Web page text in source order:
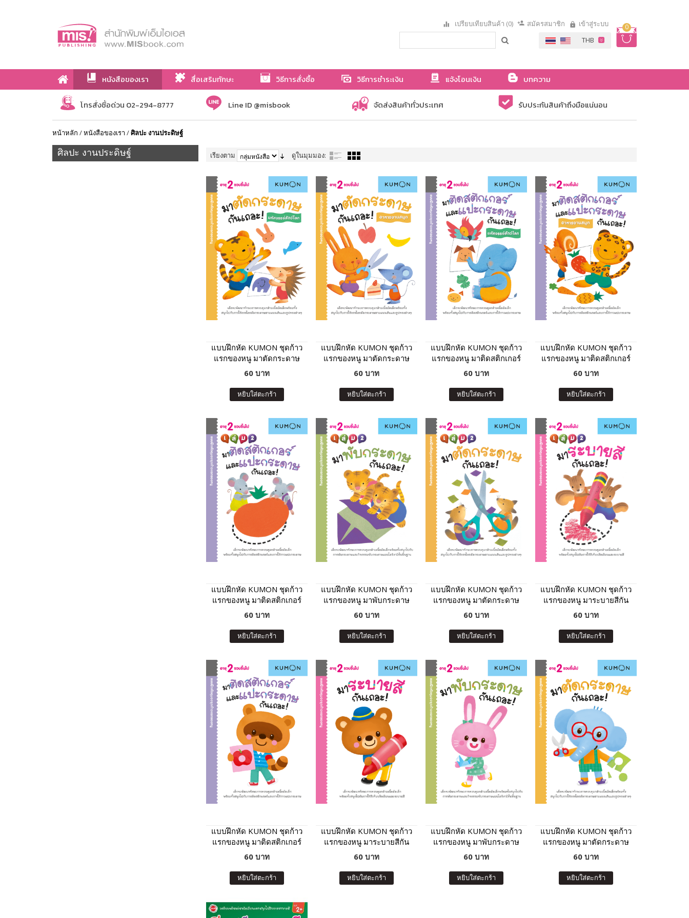
0
เปรียบเทียบสินค้า (0) สมัครสมาชิก เข้าสู่ระบบ
หนังสือของเรา สื่อเสริมทักษะ วิธีการสั่งซื้อ วิธีการชำระเงิน แจ้งโอนเงิน
บทความ
เกี่ยวกับเรา
โทรสั่งซื้อด่วน 02-294-8777 Line ID @misbook จัดส่งสินค้าทั่วประเทศ รับประกันสินค้าถึงมือแน่นอน
หน้าหลัก /หนังสือของเรา /ศิลปะ งานประดิษฐ์
ศิลปะ งานประดิษฐ์ เรียงตาม ดูในมุมมอง:
แบบฝึกหัด KUMON ชุดก้าว
แรกของหนู มาตัดกระดาษ
กันเถอะ : มหัศจรรย์สัตว์โลก
60 บาท
หยิบใส่ตะกร้า
แบบฝึกหัด KUMON ชุดก้าว
แรกของหนู มาตัดกระดาษ
กันเถอะ : อาหารจานสนุก
60 บาท
หยิบใส่ตะกร้า
แบบฝึกหัด KUMON ชุดก้าว
แรกของหนู มาติดสติกเกอร์
และแปะกระดาษกันเถอะ :
60 บาท
หยิบใส่ตะกร้า
แบบฝึกหัด KUMON ชุดก้าว
แรกของหนู มาติดสติกเกอร์
และแปะกระดาษกันเถอะ :
60 บาท
หยิบใส่ตะกร้า
แบบฝึกหัด KUMON ชุดก้าว
แรกของหนู มาติดสติกเกอร์
และแปะกระดาษกันเถอะ
60 บาท
หยิบใส่ตะกร้า
แบบฝึกหัด KUMON ชุดก้าว
แรกของหนู มาพับกระดาษ
กันเถอะ เล่ม 2
60 บาท
หยิบใส่ตะกร้า
แบบฝึกหัด KUMON ชุดก้าว
แรกของหนู มาตัดกระดาษ
กันเถอะ เล่ม 2
60 บาท
หยิบใส่ตะกร้า
แบบฝึกหัด KUMON ชุดก้าว
แรกของหนู มาระบายสีกัน
เถอะ เล่ม 2
60 บาท
หยิบใส่ตะกร้า
แบบฝึกหัด KUMON ชุดก้าว
แรกของหนู มาติดสติกเกอร์
และแปะกระดาษกันเถอะ
60 บาท
หยิบใส่ตะกร้า
แบบฝึกหัด KUMON ชุดก้าว
แรกของหนู มาระบายสีกัน
เถอะ
60 บาท
หยิบใส่ตะกร้า
แบบฝึกหัด KUMON ชุดก้าว
แรกของหนู มาพับกระดาษ
กันเถอะ
60 บาท
หยิบใส่ตะกร้า
แบบฝึกหัด KUMON ชุดก้าว
แรกของหนู มาตัดกระดาษ
กันเถอะ
60 บาท
หยิบใส่ตะกร้า